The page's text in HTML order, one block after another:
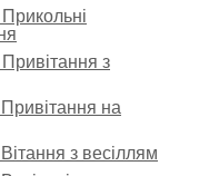
з
на
з весіллям